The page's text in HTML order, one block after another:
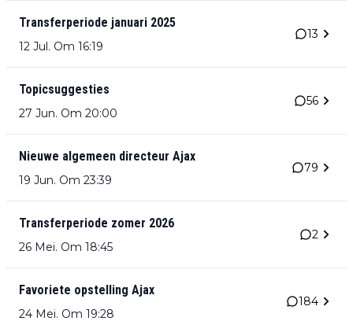
Transferperiode januari 2025
12 Jul. Om 16:19
13
Topicsuggesties
27 Jun. Om 20:00
56
Nieuwe algemeen directeur Ajax
19 Jun. Om 23:39
79
Transferperiode zomer 2026
26 Mei. Om 18:45
2
Favoriete opstelling Ajax
24 Mei. Om 19:28
184